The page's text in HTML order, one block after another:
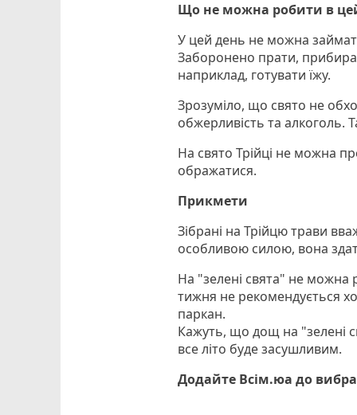
Що не можна робити в
У цей день не можна
Заборонено прати,
наприклад, готувати їжу.
Зрозуміло, що свято не
обжерливість та алкоголь.
На свято Трійці не можна
ображатися.
Прикмети
Зібрані на Трійцю трави
особливою силою, вона
На "зелені свята" не можна
тижня не рекомендується
паркан.
Кажуть, що дощ на "зелені
все літо буде засушливим.
Додайте Всім.юа до